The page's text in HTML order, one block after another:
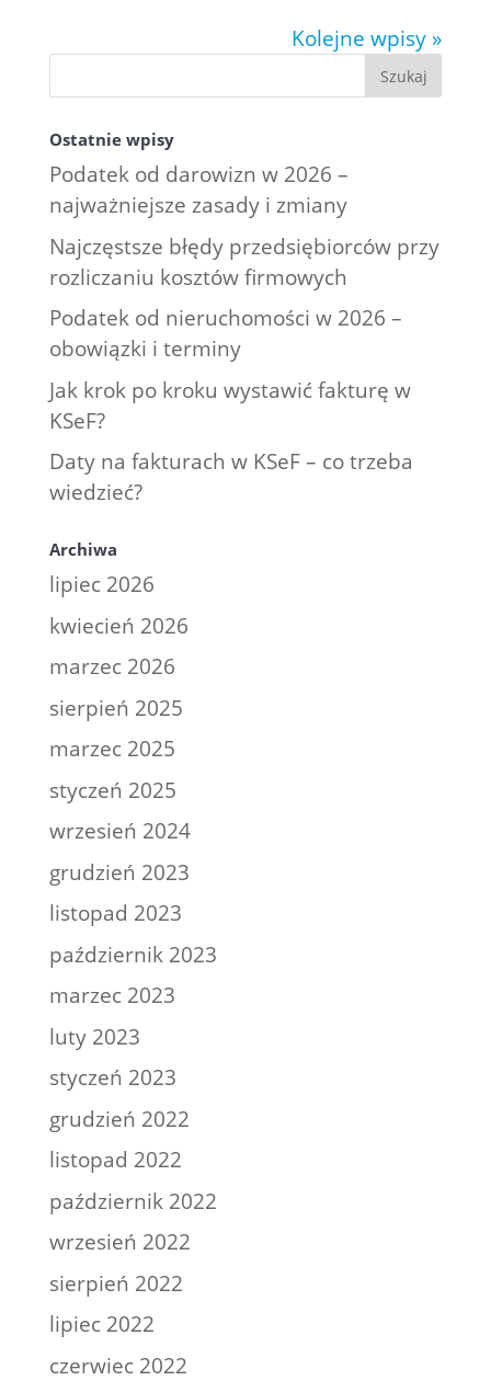
Kolejne wpisy »
Ostatnie wpisy
Podatek od darowizn w 2026 –
najważniejsze zasady i zmiany
Najczęstsze błędy przedsiębiorców przy
rozliczaniu kosztów firmowych
Podatek od nieruchomości w 2026 –
obowiązki i terminy
Jak krok po kroku wystawić fakturę w
KSeF?
Daty na fakturach w KSeF – co trzeba
wiedzieć?
Archiwa
lipiec 2026
kwiecień 2026
marzec 2026
sierpień 2025
marzec 2025
styczeń 2025
wrzesień 2024
grudzień 2023
listopad 2023
październik 2023
marzec 2023
luty 2023
styczeń 2023
grudzień 2022
listopad 2022
październik 2022
wrzesień 2022
sierpień 2022
lipiec 2022
czerwiec 2022